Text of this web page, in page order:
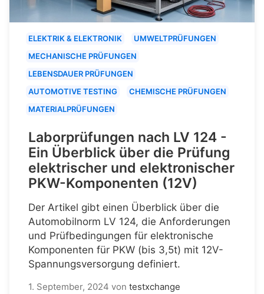
ELEKTRIK & ELEKTRONIK
UMWELTPRÜFUNGEN
MECHANISCHE PRÜFUNGEN
LEBENSDAUER PRÜFUNGEN
AUTOMOTIVE TESTING
CHEMISCHE PRÜFUNGEN
MATERIALPRÜFUNGEN
Laborprüfungen nach LV 124 -
Ein Überblick über die Prüfung
elektrischer und elektronischer
PKW-Komponenten (12V)
Der Artikel gibt einen Überblick über die
Automobilnorm LV 124, die Anforderungen
und Prüfbedingungen für elektronische
Komponenten für PKW (bis 3,5t) mit 12V-
Spannungsversorgung definiert.
1. September, 2024 von testxchange